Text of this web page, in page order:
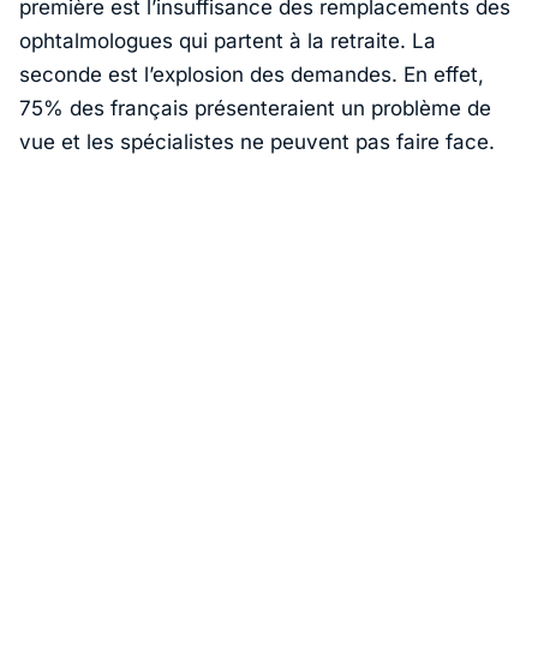
première est l’insuffisance des remplacements des
ophtalmologues qui partent à la retraite. La
seconde est l’explosion des demandes. En effet,
75% des français présenteraient un problème de
vue et les spécialistes ne peuvent pas faire face.